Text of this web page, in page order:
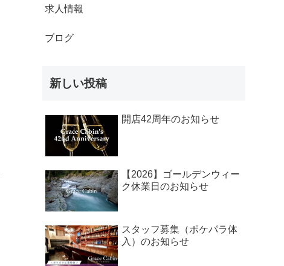
求人情報
ブログ
新しい投稿
開店42周年のお知らせ
【2026】ゴールデンウィー
ク休業日のお知らせ
スタッフ募集（ポケパラ体
入）のお知らせ